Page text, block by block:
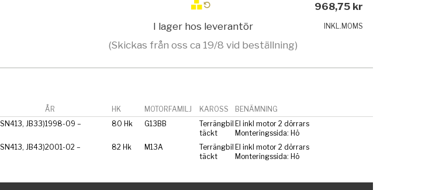
I lager hos leverantör
(Skickas från oss ca 19/8 vid beställning)
968,75 kr
INKL.MOMS
ÅR HK MOTORFAMILJ KAROSS
BENÄMNING
1.3 16V 4WD (SN413, JB33)1998-09 – 80 Hk G13BB
Terrängbil
täckt
El inkl motor 2 dörrars
Monteringssida: Hö
1.3 16V 4WD (SN413, JB43)2001-02 – 82 Hk M13A
Terrängbil
täckt
El inkl motor 2 dörrars
Monteringssida: Hö